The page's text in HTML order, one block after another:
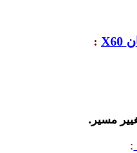
:
مسیر .
: